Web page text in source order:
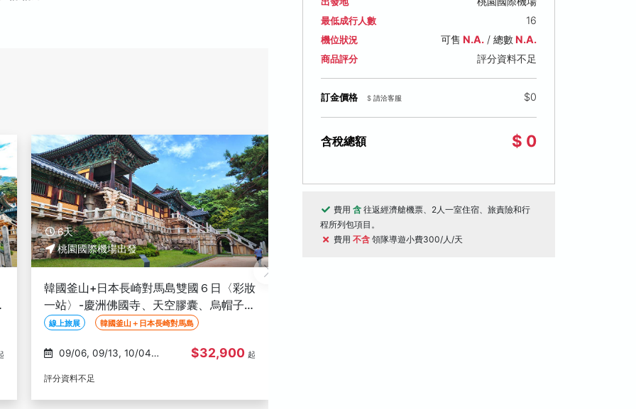
5天
桃園國際機場出發
魅力釜山５日〈彩妝一站〉-全程無自理
餐、全程４星、美饌升級、最新小王子之
家、膠囊列車、甘川洞韓服、長腳蟹吃到
特色美食 線上旅展 全程４星
$27,900 起
5天
最低成行人數 16
機位狀況 可售 N.A./ 總數N.A.
商品評分 評分資料不足
訂金價格 $ 請洽客服 $0
含稅總額 $ 0
費用 含 往返經濟艙機票、2人一室住宿、旅責險和行
程所列包項目。
費用 不含 領隊導遊小費300/人/天